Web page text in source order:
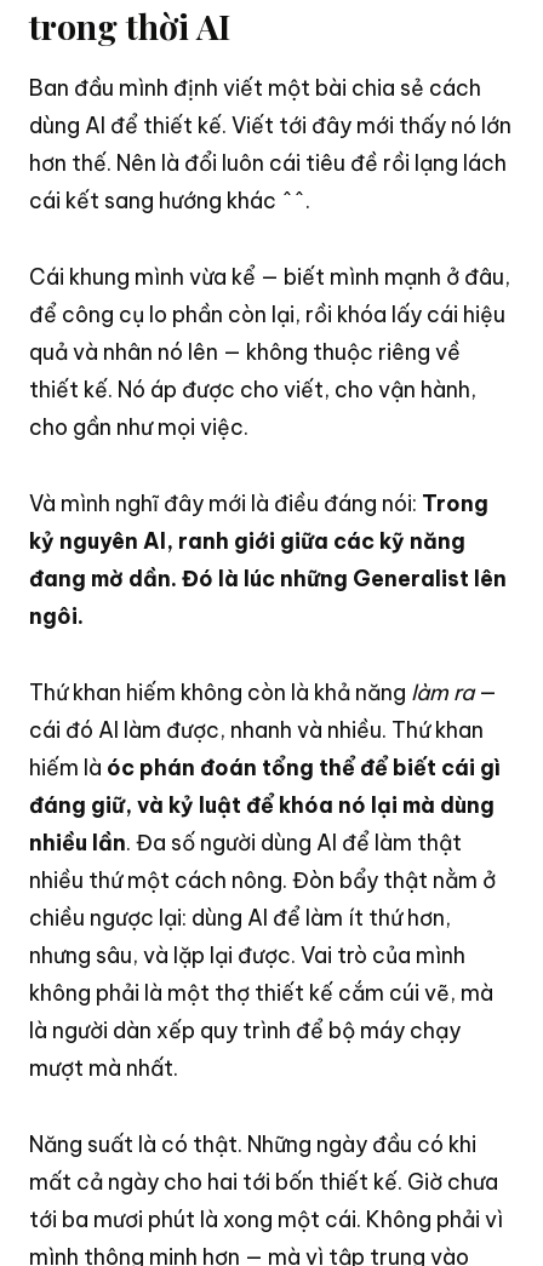
trong thời AI
Ban đầu mình định viết một bài chia sẻ cách
dùng AI để thiết kế. Viết tới đây mới thấy nó lớn
hơn thế. Nên là đổi luôn cái tiêu đề rồi lạng lách
cái kết sang hướng khác ^^.
Cái khung mình vừa kể — biết mình mạnh ở đâu,
để công cụ lo phần còn lại, rồi khóa lấy cái hiệu
quả và nhân nó lên — không thuộc riêng về
thiết kế. Nó áp được cho viết, cho vận hành,
cho gần như mọi việc.
Và mình nghĩ đây mới là điều đáng nói: Trong
kỷ nguyên AI, ranh giới giữa các kỹ năng
đang mờ dần. Đó là lúc những Generalist lên
ngôi.
Thứ khan hiếm không còn là khả năng làm ra—
cái đó AI làm được, nhanh và nhiều. Thứ khan
hiếm là óc phán đoán tổng thể để biết cái gì
đáng giữ, và kỷ luật để khóa nó lại mà dùng
nhiều lần. Đa số người dùng AI để làm thật
nhiều thứ một cách nông. Đòn bẩy thật nằm ở
chiều ngược lại: dùng AI để làm ít thứ hơn,
nhưng sâu, và lặp lại được. Vai trò của mình
không phải là một thợ thiết kế cắm cúi vẽ, mà
là người dàn xếp quy trình để bộ máy chạy
mượt mà nhất.
Năng suất là có thật. Những ngày đầu có khi
mất cả ngày cho hai tới bốn thiết kế. Giờ chưa
tới ba mươi phút là xong một cái. Không phải vì
mình thông minh hơn — mà vì tập trung vào